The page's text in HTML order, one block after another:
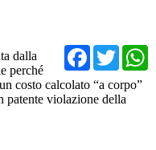
dalla
perché
costo calcolato “a corpo”
patente violazione della